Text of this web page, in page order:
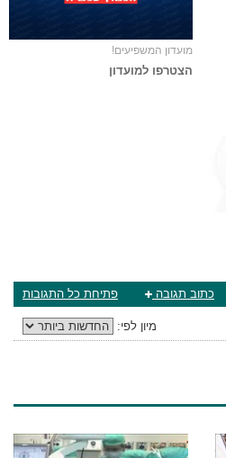
מועדון המשפיעים!
הצטרפו למועדון
פתיחת כל התגובות כתוב תגובה
מיון לפי: